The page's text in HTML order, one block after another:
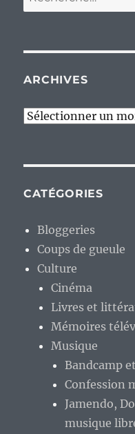
pour :
ARCHIVES
Archives
CATÉGORIES
Bloggeries
Coups de gueule
Culture
Cinéma
Livres et
Mémoires
Musique
Bandcamp
Confession
Jamendo,
musique